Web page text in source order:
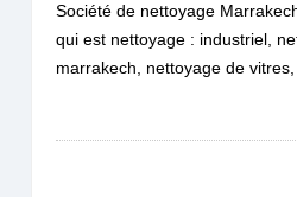
Société de nettoyage
qui est nettoyage : industriel,
marrakech, nettoyage de vitres,